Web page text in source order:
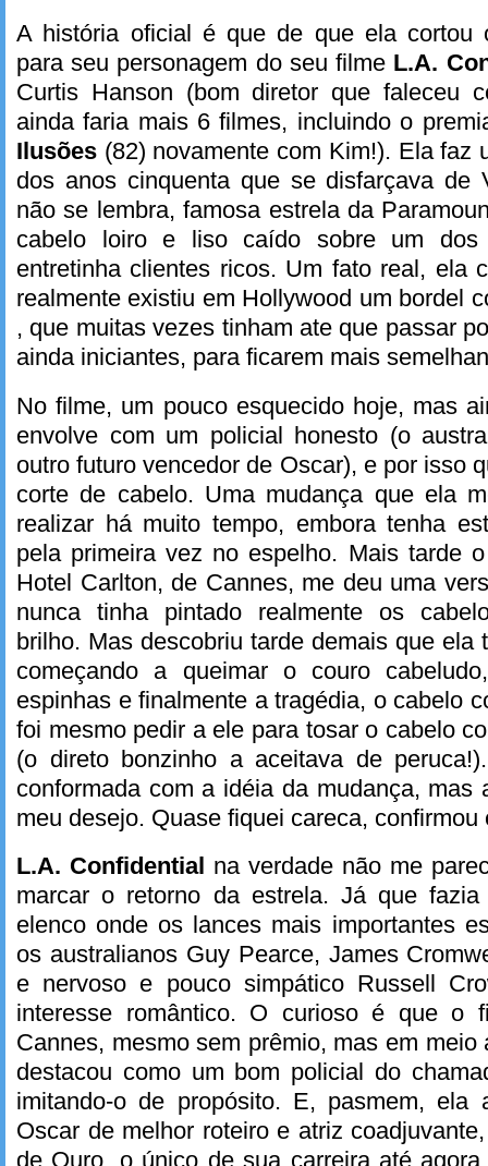
A história oficial é que de que ela cortou
para seu personagem do seu filme L.A.
Curtis Hanson (bom diretor que faleceu
ainda faria mais 6 filmes, incluindo o
Ilusões (82) novamente com Kim!). Ela faz
dos anos cinquenta que se disfarçava de
não se lembra, famosa estrela da
cabelo loiro e liso caído sobre um
entretinha clientes ricos. Um fato real, ela
realmente existiu em Hollywood um bordel
, que muitas vezes tinham ate que passar
ainda iniciantes, para ficarem mais
No filme, um pouco esquecido hoje, mas
envolve com um policial honesto (o
outro futuro vencedor de Oscar), e por isso
corte de cabelo. Uma mudança que ela
realizar há muito tempo, embora tenha
pela primeira vez no espelho. Mais tarde
Hotel Carlton, de Cannes, me deu uma
nunca tinha pintado realmente os
brilho. Mas descobriu tarde demais que ela
começando a queimar o couro
espinhas e finalmente a tragédia, o cabelo
foi mesmo pedir a ele para tosar o cabelo
(o direto bonzinho a aceitava de
conformada com a idéia da mudança, mas
meu desejo. Quase fiquei careca, confirmou
L.A. Confidential na verdade não me
marcar o retorno da estrela. Já que
elenco onde os lances mais importantes
os australianos Guy Pearce, James
e nervoso e pouco simpático Russell
interesse romântico. O curioso é que o
Cannes, mesmo sem prêmio, mas em
destacou como um bom policial do
imitando-o de propósito. E, pasmem, ela
Oscar de melhor roteiro e atriz
de Ouro, o único de sua carreira até